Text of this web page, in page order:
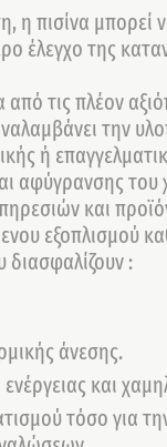
η πισίνα μπορεί
έλεγχο της
από τις πλέον
την
ή
αφύγρανσης
και
εξοπλισμού
διασφαλίζουν :
άνεσης.
και
τόσο για